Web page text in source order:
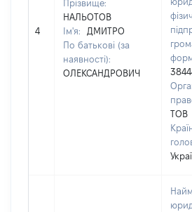
4
Прізвище:
НАЛЬОТОВ
Ім'я:
ДМИТРО
По батькові (за
наявності):
ОЛЕКСАНДРОВИЧ
ТОВ